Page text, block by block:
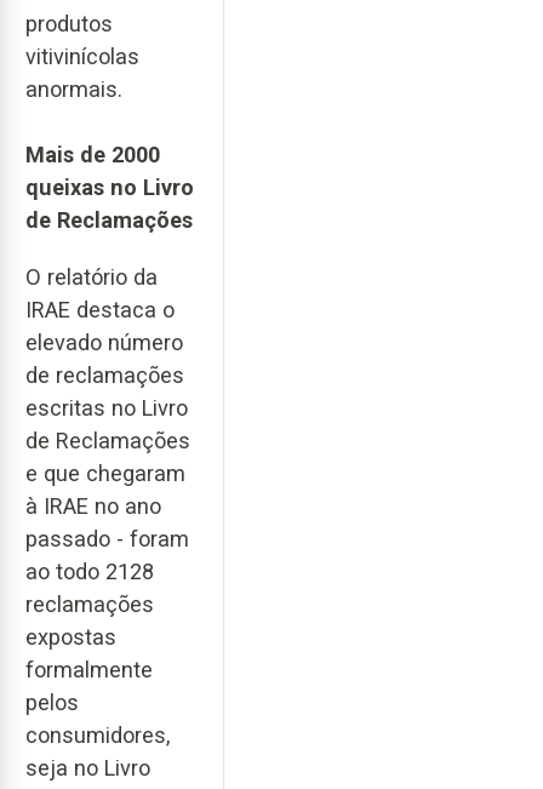
produtos
vitivinícolas
anormais.
Mais de 2000
queixas no Livro
de Reclamações
O relatório da
IRAE destaca o
elevado número
de reclamações
escritas no Livro
de Reclamações
e que chegaram
à IRAE no ano
passado - foram
ao todo 2128
reclamações
expostas
formalmente
pelos
consumidores,
seja no Livro